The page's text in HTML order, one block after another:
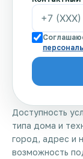
Доступность
типа дома и
город, адрес и
возможность